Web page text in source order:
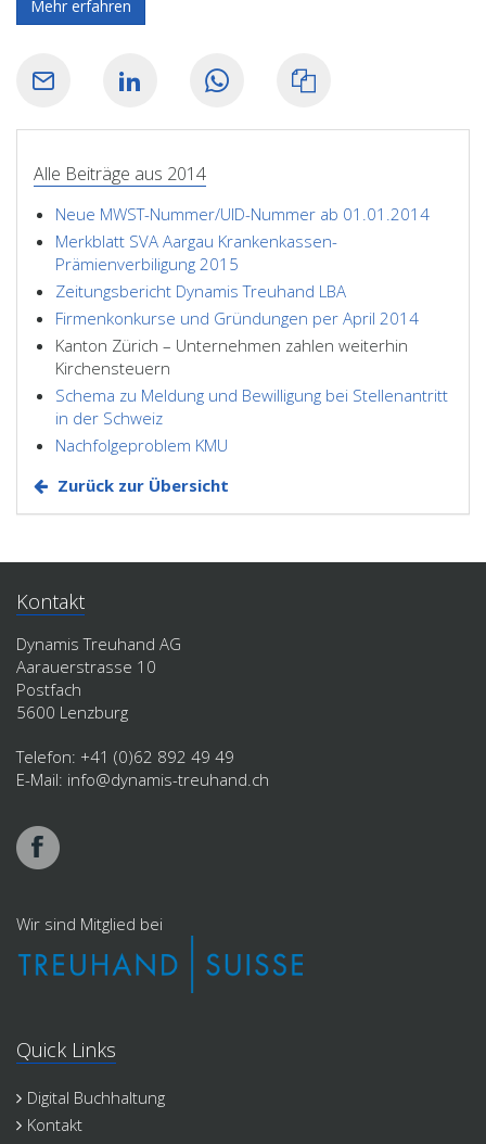
Mehr erfahren
Alle Beiträge aus 2014
Neue MWST-Nummer/UID-Nummer ab 01.01.2014
Merkblatt SVA Aargau Krankenkassen-
Prämienverbiligung 2015
Zeitungsbericht Dynamis Treuhand LBA
Firmenkonkurse und Gründungen per April 2014
Kanton Zürich – Unternehmen zahlen weiterhin
Kirchensteuern
Schema zu Meldung und Bewilligung bei Stellenantritt
in der Schweiz
Nachfolgeproblem KMU
Zurück zur Übersicht
Kontakt
Dynamis Treuhand AG
Aarauerstrasse 10
Postfach
5600 Lenzburg
Telefon: +41 (0)62 892 49 49
E-Mail: info@dynamis-treuhand.ch
Wir sind Mitglied bei
Quick Links
Digital Buchhaltung
Kontakt